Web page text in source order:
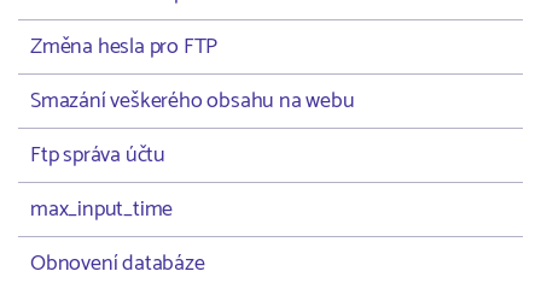
Změna hesla pro FTP
Smazání veškerého obsahu na webu
Ftp správa účtu
max_input_time
Obnovení databáze